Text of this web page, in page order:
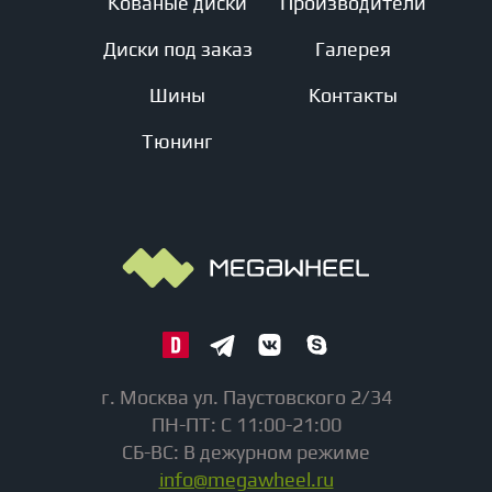
Диски под заказ
Шины
Тюнинг
Галерея
Контакты
г. Москва ул. Паустовского 2/34
ПН-ПТ: С 11:00-21:00
СБ-ВС: В дежурном режиме
info@megawheel.ru